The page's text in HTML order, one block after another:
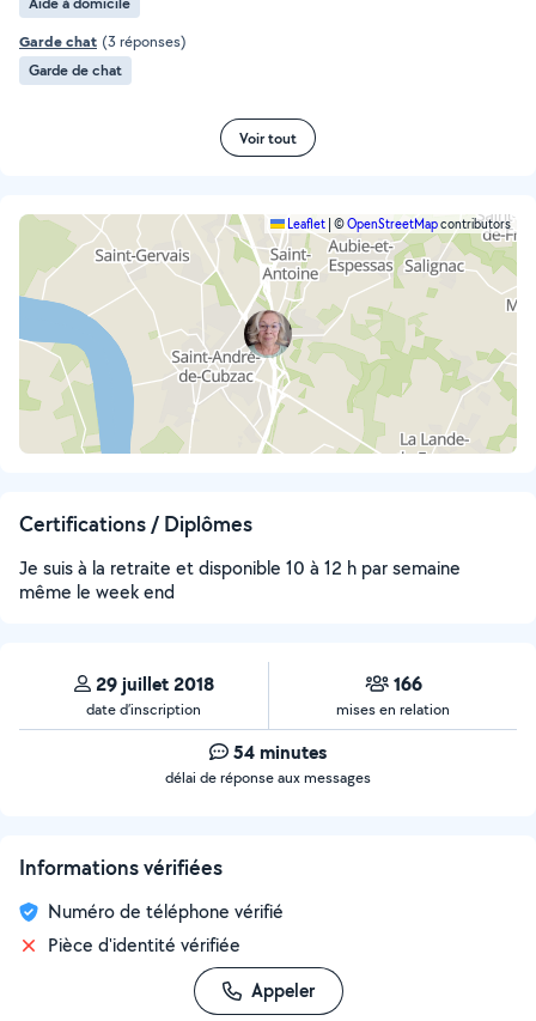
Garde chat (3 réponses)
Garde de chat
Voir tout
Leaflet ©OpenStreetMapcontributors
Certifications / Diplômes
Je suis à la retraite et disponible 10 à 12 h par semaine
même le week end
29 juillet 2018
date d’inscription
166
mises en relation
54 minutes
délai de réponse aux messages
Informations vérifiées
Numéro de téléphone vérifié
Pièce d'identité vérifiée
Appeler